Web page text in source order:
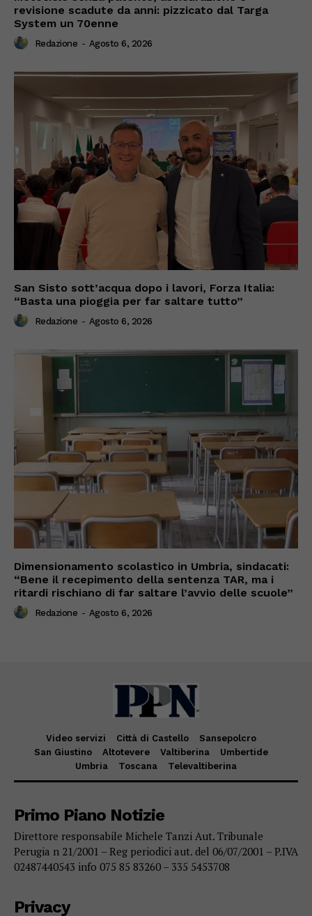
revisione scadute da anni: pizzicato dal Targa
System un 70enne
Redazione - Agosto 6, 2026
San Sisto sott’acqua dopo i lavori, Forza Italia:
“Basta una pioggia per far saltare tutto”
Redazione - Agosto 6, 2026
Dimensionamento scolastico in Umbria, sindacati:
“Bene il recepimento della sentenza TAR, ma i
ritardi rischiano di far saltare l’avvio delle scuole”
Redazione - Agosto 6, 2026
Video servizi Città di Castello
Sansepolcro
San Giustino
Altotevere Valtiberina
Umbertide
Umbria
Toscana Televaltiberina
Primo Piano Notizie
Direttore responsabile Michele Tanzi Aut. Tribunale
Perugia n 21/2001 – Reg periodici aut. del 06/07/2001 – P.IVA
02487440543 info 075 85 83260 – 335 5453708
Privacy